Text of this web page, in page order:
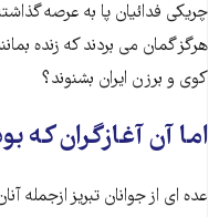
چریکی فدائیان پا به عرصه
هرگز گمان می بردند که زنده
کوی و برزن ایران بشنوند؟
اما آن آغازگران که
عده ای از جوانان تبریز ازجمله